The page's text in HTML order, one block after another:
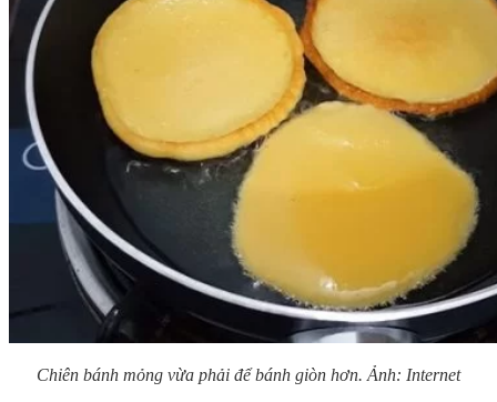
Chiên bánh mỏng vừa phải để bánh giòn hơn. Ảnh: Internet